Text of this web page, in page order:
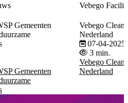
Gemeenten
Gemeenten
Vebego
Vebego
Nederland
07-04-2025
3 min.
Vebego
Nederland